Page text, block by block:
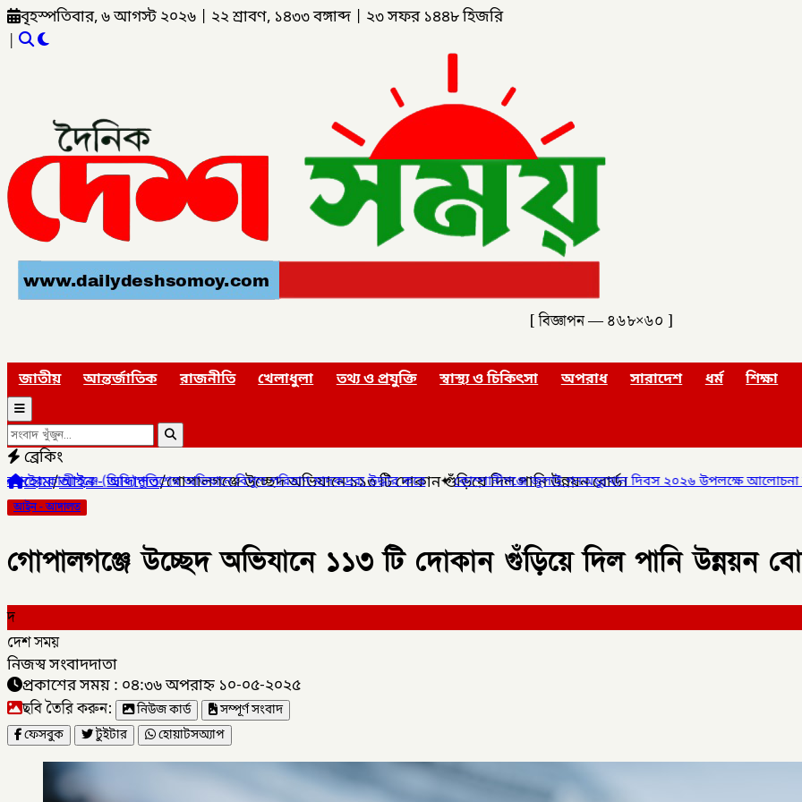
বৃহস্পতিবার, ৬ আগস্ট ২০২৬ ২২ শ্রাবণ, ১৪৩৩ বঙ্গাব্দ ২৩ সফর ১৪৪৮ হিজরি
|
[ বিজ্ঞাপন — ৪৬৮×৬০ ]
জাতীয় আন্তর্জাতিক রাজনীতি খেলাধুলা তথ্য ও প্রযুক্তি স্বাস্থ্য ও চিকিৎসা অপরাধ সারাদেশ ধর্ম শিক্ষা
ব্রেকিং
অভিযানে বিপুল পরিমাণ মাদকদ্রব্য উদ্ধার করে✦কোম্পানীগঞ্জে জুলাই গনঅভ্যুত্থান দিবস ২০২৬ উপলক্ষে আলোচনা সভা ও বিশেষ
হোম/আইন - আদালত/গোপালগঞ্জে উচ্ছেদ অভিযানে ১১৩ টি দোকান গুঁড়িয়ে দিল পানি উন্নয়ন বোর্ড।
আইন - আদালত
গোপালগঞ্জে উচ্ছেদ অভিযানে ১১৩ টি দোকান গুঁড়িয়ে দিল পানি উন্নয়ন
দ
দেশ সময়
নিজস্ব সংবাদদাতা
প্রকাশের সময় : ০৪:৩৬ অপরাহ্ন ১০-০৫-২০২৫
ছবি তৈরি করুন: নিউজ কার্ড
সম্পূর্ণ সংবাদ
ফেসবুক
টুইটার হোয়াটসঅ্যাপ